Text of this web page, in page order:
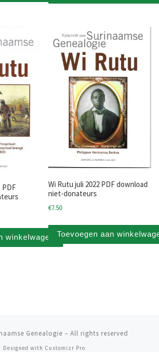
PDF
winkelwagen
Wi Rutu juli 2022 PDF download
niet-donateurs
€7.50
Toevoegen aan
Genealogie – All rights reserved
Designed with Customizr Pro